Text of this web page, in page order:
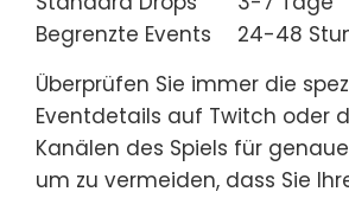
Begrenzte Events
24-48
Überprüfen Sie immer die
Eventdetails auf Twitch oder
Kanälen des Spiels für
um zu vermeiden, dass Sie